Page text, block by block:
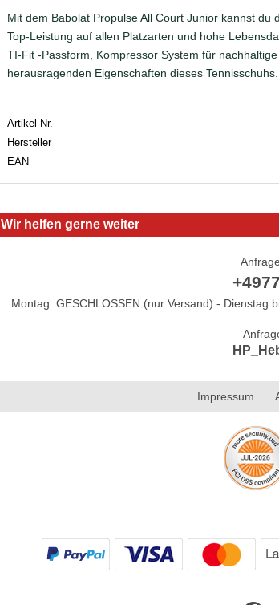
Mit dem Babolat Propulse All Court Junior kannst du
Top-Leistung auf allen Platzarten und hohe
TI-Fit -Passform, Kompressor System für
herausragenden Eigenschaften dieses Tennisschuhs.
Artikel-Nr.
Hersteller
EAN
Wir helfen gerne weiter
Montag: GESCHLOSSEN (nur Versand) -
Impressum